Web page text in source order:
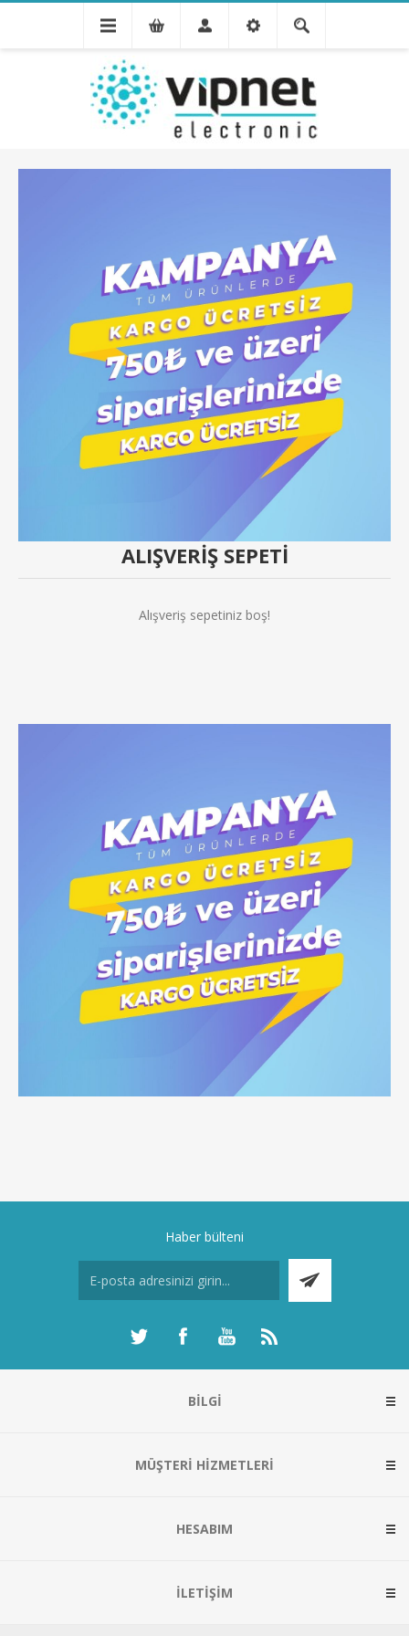
ALIŞVERIŞ SEPETI
Alışveriş sepetiniz boş!
Haber bülteni
BILGI
MÜŞTERI HIZMETLERI
HESABIM
İLETIŞIM